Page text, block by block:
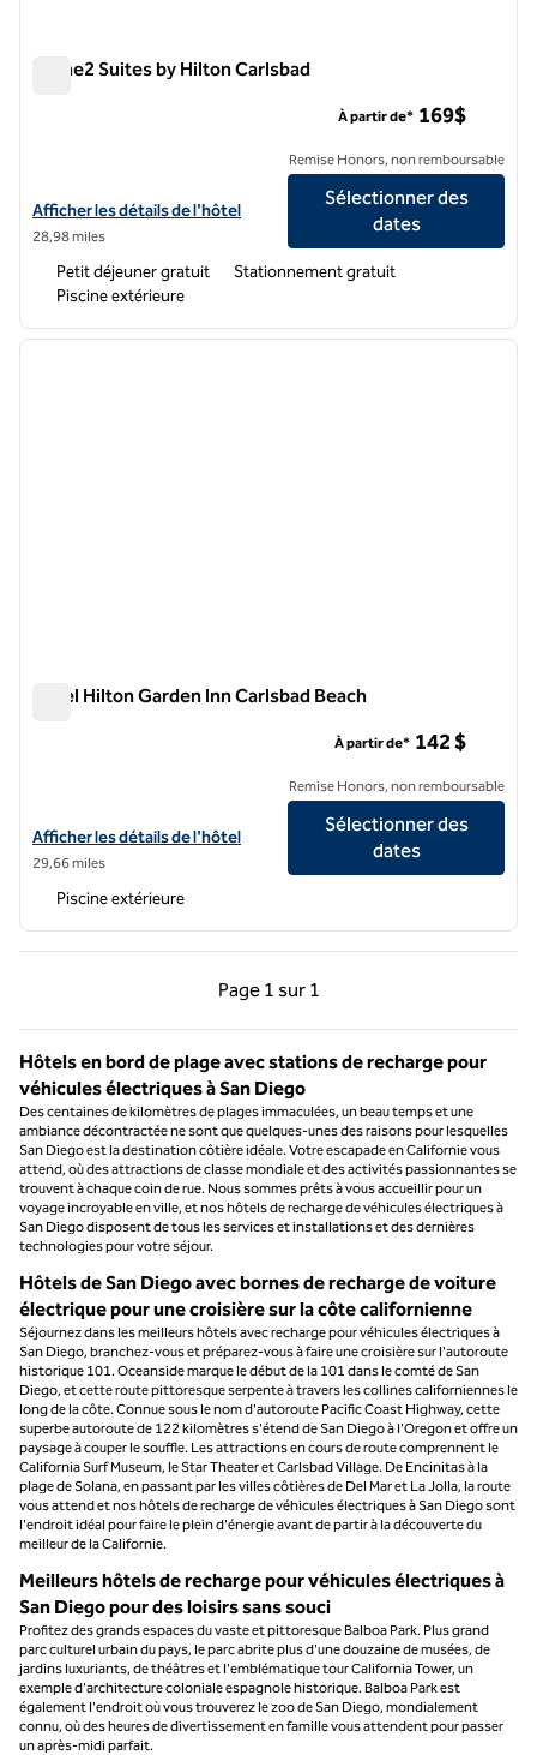
Home2 Suites by Hilton Carlsbad
Afficher les détails de l'hôtel Home2 Suites by Hilton Carlsbad
Afficher les détails de l'hôtel
28,98 miles
À partir de* 169$
Remise Honors, non remboursable
Sélectionner des
dates
Petit déjeuner gratuit
Stationnement gratuit
Piscine extérieure
1 sur 12
Hôtel Hilton Garden Inn Carlsbad Beach
Afficher les détails de l'hôtel Hilton Garden Inn Carlsbad Beach
Afficher les détails de l'hôtel
29,66 miles
À partir de* 142 $
Remise Honors, non remboursable
Sélectionner des
dates
Piscine extérieure
Page 1 sur 1
Page précédente, 1 sur 1
Page 1 sur 1
Hôtels en bord de plage avec stations de recharge pour
véhicules électriques à San Diego
Des centaines de kilomètres de plages immaculées, un beau temps et une
ambiance décontractée ne sont que quelques-unes des raisons pour lesquelles
San Diego est la destination côtière idéale. Votre escapade en Californie vous
attend, où des attractions de classe mondiale et des activités passionnantes se
trouvent à chaque coin de rue. Nous sommes prêts à vous accueillir pour un
voyage incroyable en ville, et nos hôtels de recharge de véhicules électriques à
San Diego disposent de tous les services et installations et des dernières
technologies pour votre séjour.
Hôtels de San Diego avec bornes de recharge de voiture
électrique pour une croisière sur la côte californienne
Séjournez dans les meilleurs hôtels avec recharge pour véhicules électriques à
San Diego, branchez-vous et préparez-vous à faire une croisière sur l'autoroute
historique 101. Oceanside marque le début de la 101 dans le comté de San
Diego, et cette route pittoresque serpente à travers les collines californiennes le
long de la côte. Connue sous le nom d'autoroute Pacific Coast Highway, cette
superbe autoroute de 122 kilomètres s'étend de San Diego à l'Oregon et offre un
paysage à couper le souffle. Les attractions en cours de route comprennent le
California Surf Museum, le Star Theater et Carlsbad Village. De Encinitas à la
plage de Solana, en passant par les villes côtières de Del Mar et La Jolla, la route
vous attend et nos hôtels de recharge de véhicules électriques à San Diego sont
l'endroit idéal pour faire le plein d'énergie avant de partir à la découverte du
meilleur de la Californie.
Meilleurs hôtels de recharge pour véhicules électriques à
San Diego pour des loisirs sans souci
Profitez des grands espaces du vaste et pittoresque Balboa Park. Plus grand
parc culturel urbain du pays, le parc abrite plus d'une douzaine de musées, de
jardins luxuriants, de théâtres et l'emblématique tour California Tower, un
exemple d'architecture coloniale espagnole historique. Balboa Park est
également l'endroit où vous trouverez le zoo de San Diego, mondialement
connu, où des heures de divertissement en famille vous attendent pour passer
un après-midi parfait.